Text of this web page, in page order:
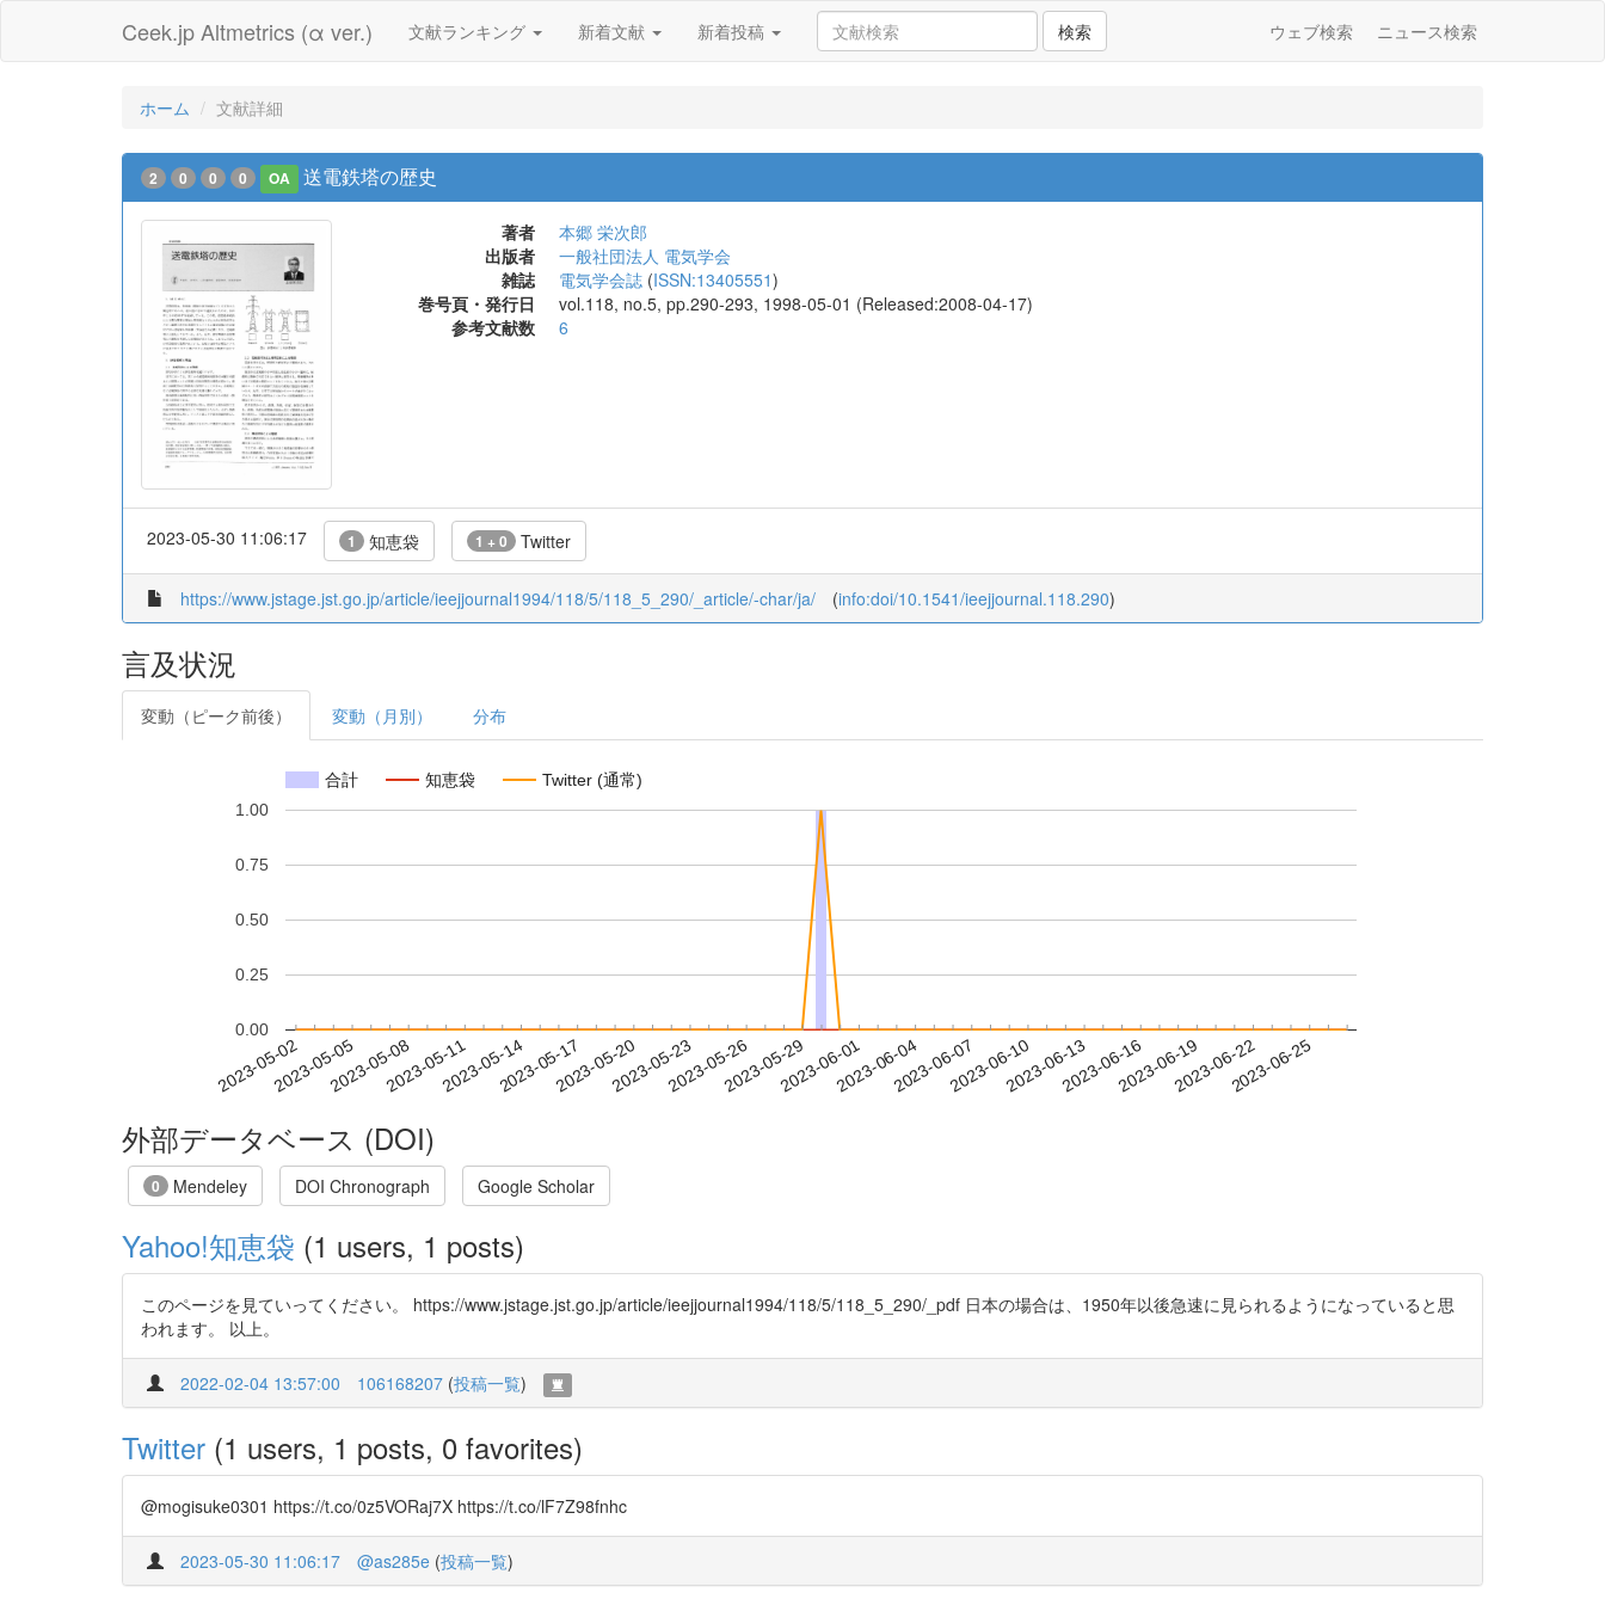
Ceek.jp Altmetrics (α ver.) 文献ランキング 新着文献 新着投稿 検索 ウェブ検索 ニュース検索
ホーム 文献詳細
2 0 0 0 OA 送電鉄塔の歴史
著者
本郷 栄次郎
出版者
一般社団法人 電気学会
雑誌
電気学会誌 (ISSN:13405551)
巻号頁・発行日
vol.118, no.5, pp.290-293, 1998-05-01 (Released:2008-04-17)
参考文献数
6
2023-05-30 11:06:17 1 知恵袋 1 + 0 Twitter
https://www.jstage.jst.go.jp/article/ieejjournal1994/118/5/118_5_290/_article/-char/ja/ (info:doi/10.1541/ieejjournal.118.290)
言及状況
変動（ピーク前後） 変動（月別） 分布
合計 知恵袋 Twitter (通常)
2023-05-022023-05-052023-05-082023-05-112023-05-142023-05-172023-05-202023-05-232023-05-262023-05-292023-06-012023-06-042023-06-072023-06-102023-06-132023-06-162023-06-192023-06-222023-06-25
0.00
0.25
0.50
0.75
1.00
外部データベース (DOI)
0 Mendeley DOI Chronograph Google Scholar
Yahoo!知恵袋 (1 users, 1 posts)
このページを見ていってください。 https://www.jstage.jst.go.jp/article/ieejjournal1994/118/5/118_5_290/_pdf 日本の場合は、1950年以後急速に見られるようになっていると思
われます。 以上。
2022-02-04 13:57:00 106168207 (投稿一覧)
Twitter (1 users, 1 posts, 0 favorites)
@mogisuke0301 https://t.co/0z5VORaj7X https://t.co/lF7Z98fnhc
2023-05-30 11:06:17 @as285e (投稿一覧)